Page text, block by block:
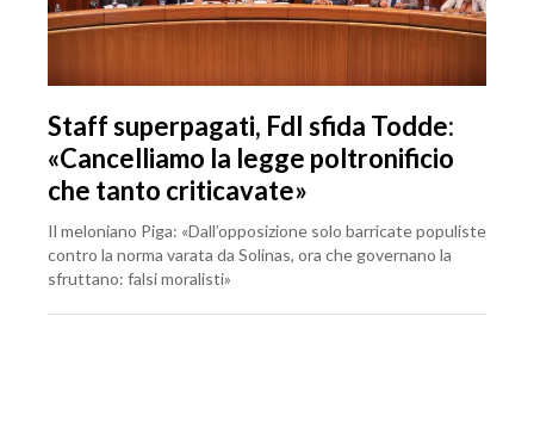
Staff superpagati, FdI sfida Todde:
«Cancelliamo la legge poltronificio
che tanto criticavate»
Il meloniano Piga: «Dall’opposizione solo barricate populiste
contro la norma varata da Solinas, ora che governano la
sfruttano: falsi moralisti»